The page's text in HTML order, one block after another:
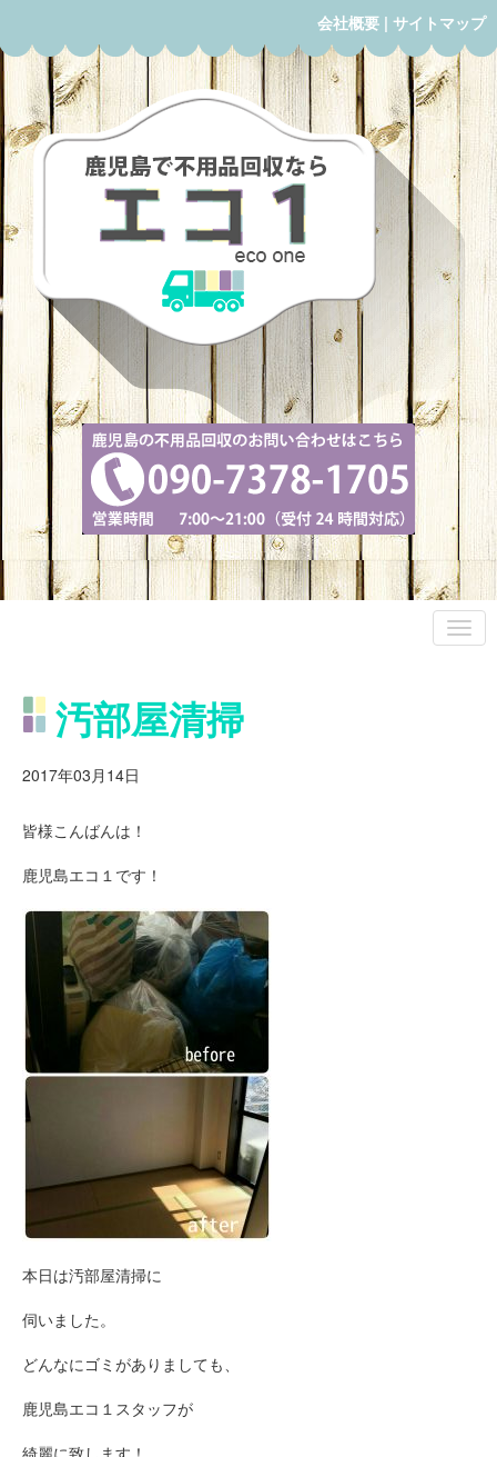
会社概要 | サイトマップ
汚部屋清掃
2017年03月14日
皆様こんばんは！
鹿児島エコ１です！
本日は汚部屋清掃に
伺いました。
どんなにゴミがありましても、
鹿児島エコ１スタッフが
綺麗に致します！